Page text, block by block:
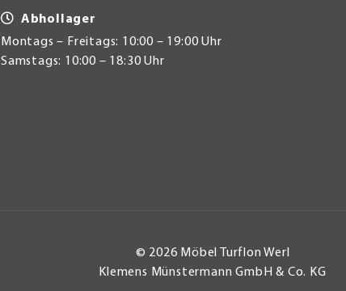
Abhollager
Montags – Freitags: 10:00 – 19:00 Uhr
Samstags: 10:00 – 18:30 Uhr
© 2026 Möbel Turflon Werl
Klemens Münstermann GmbH & Co. KG